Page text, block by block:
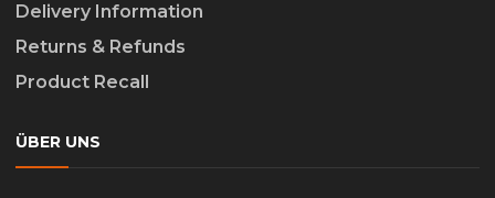
Delivery Information
Returns & Refunds
Product Recall
ÜBER UNS